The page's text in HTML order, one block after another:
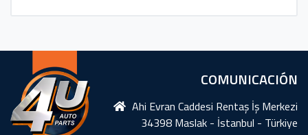
COMUNICACIÓN
Ahi Evran Caddesi Rentaş İş Merkezi
34398 Maslak - İstanbul - Türkiye